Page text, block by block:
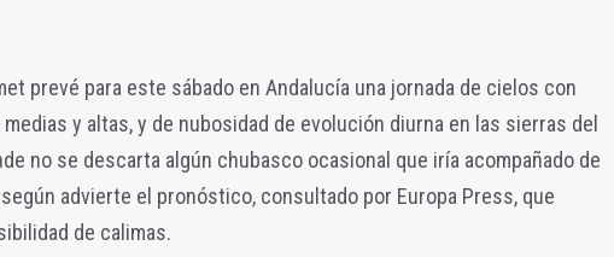
prevé para este sábado en Andalucía una jornada de cielos con
y altas, y de nubosidad de evolución diurna en las sierras del
no se descarta algún chubasco ocasional que iría acompañado de
advierte el pronóstico, consultado por Europa Press, que
de calimas.